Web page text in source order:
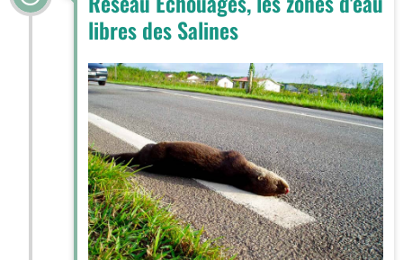
libres des Salines